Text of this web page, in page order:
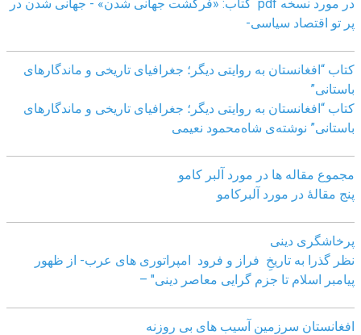
در مورد نسخه pdf کتاب: «فرگشت جهانی شدن» - جهانی شدن در
پر تو اقتصاد سیاسی-
کتاب “افغانستان به روایتی دیگر؛ جغرافیای تاریخی و ماندگارهای
باستانی”
کتاب “افغانستان به روایتی دیگر؛ جغرافیای تاریخی و ماندگارهای
باستانی” نوشته‌ی شاه‌محمود نعیمی
مجموع مقاله ها در مورد آلبر کامو
پنج مقالهٔ در مورد آلبرکامو
پرخاشگری دینی
نظر گذرا به تاریخِ فراز و فرود امپراتوری های عرب- از ظهور
پیامبر اسلام تا جزم گرایی معاصر دینی" –
افغانستان سرزمین آسیب های بی روزنه